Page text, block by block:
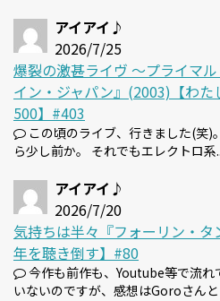
アイアイ♪
2026/7/25
爆裂の激甚ライヴ 〜プライマ
イン・ジャパン』(2003)【わた
500】#403
この頃のライブ、行きました(笑)
ら少し前か。 それでもエレクトロ系
アイアイ♪
2026/7/20
気持ちは半々『フォーリン・
年を聴き倒す】#80
今作も前作も、Youtube等で流れ
いないのですが、感想はGoroさんと